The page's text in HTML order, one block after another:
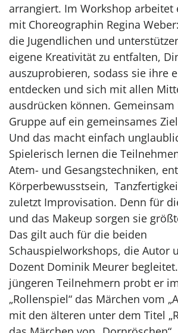
arrangiert. Im Workshop arbeitet
mit Choreographin Regina
die Jugendlichen und
eigene Kreativität zu entfalten,
auszuprobieren, sodass sie ihre
entdecken und sich mit allen
ausdrücken können.
Gruppe auf ein gemeinsames
Und das macht einfach
Spielerisch lernen die
Atem- und Gesangstechniken,
Körperbewusstsein,
zuletzt Improvisation. Denn für
und das Makeup sorgen sie
Das gilt auch für die beiden
Schauspielworkshops, die Autor
Dozent Dominik Meurer
jüngeren Teilnehmern probt er
„Rollenspiel“ das Märchen vom
mit den älteren unter dem Titel